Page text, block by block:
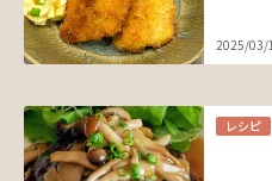
2025/03/
レシピ